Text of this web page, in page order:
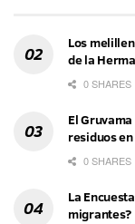
Los
de la
0 SHARES
El
residuos
0 SHARES
La
migrantes?